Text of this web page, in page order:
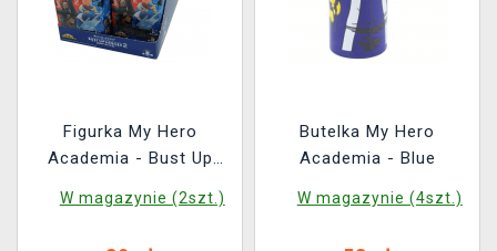
Figurka My Hero
Academia - Bust Up
wybór)
W magazynie (2szt.)
Butelka My Hero
Academia - Blue
W magazynie (4szt.)